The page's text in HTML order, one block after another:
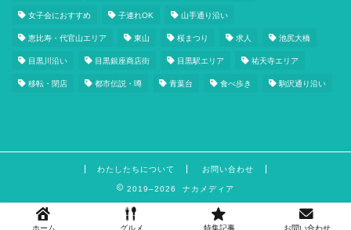
女子会におすすめ 子連れOK 山手通り沿い
恵比寿・代官山エリア 東山 桜まつり 求人 池尻大橋
目黒川沿い 目黒銀座商店街 目黒駅エリア 祐天寺エリア
移転・閉店 都市伝説・噂 青葉台 食べ歩き 駒沢通り沿い
わたしたちについて お問い合わせ
2019–2026 ナカメディア
ホーム グルメ 特集記事 お問い合わせ